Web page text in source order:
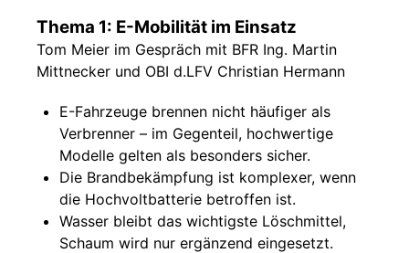
Thema 1: E-Mobilität im Einsatz
Tom Meier im Gespräch mit BFR Ing. Martin
Mittnecker und OBI d.LFV Christian Hermann
E-Fahrzeuge brennen nicht häufiger als
Verbrenner – im Gegenteil, hochwertige
Modelle gelten als besonders sicher.
Die Brandbekämpfung ist komplexer, wenn
die Hochvoltbatterie betroffen ist.
Wasser bleibt das wichtigste Löschmittel,
Schaum wird nur ergänzend eingesetzt.